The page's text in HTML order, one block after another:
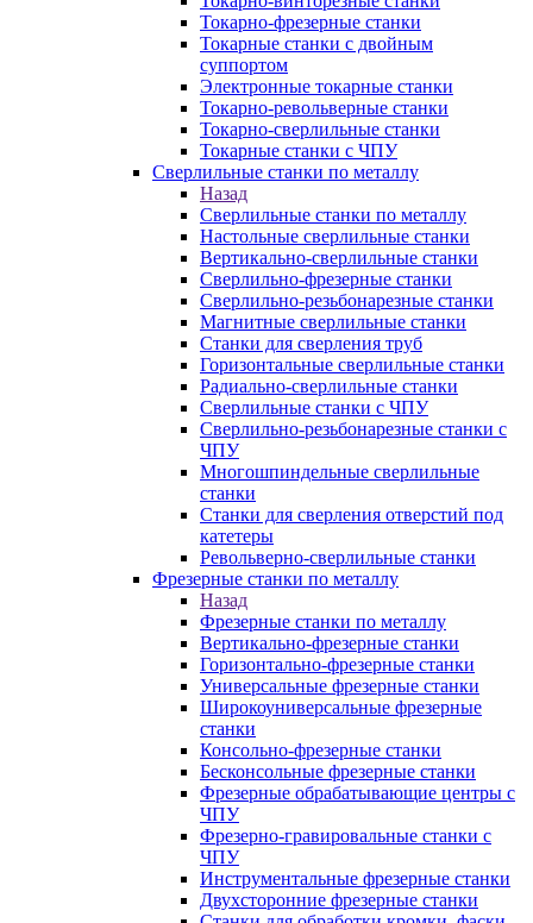
Токарно-фрезерные станки
Токарные станки с двойным
суппортом
Электронные токарные станки
Токарно-револьверные станки
Токарно-сверлильные станки
Токарные станки с ЧПУ
Сверлильные станки по металлу
Назад
Сверлильные станки по металлу
Настольные сверлильные станки
Вертикально-сверлильные станки
Сверлильно-фрезерные станки
Сверлильно-резьбонарезные станки
Магнитные сверлильные станки
Станки для сверления труб
Горизонтальные сверлильные станки
Радиально-сверлильные станки
Сверлильные станки с ЧПУ
Сверлильно-резьбонарезные станки с
ЧПУ
Многошпиндельные сверлильные
станки
Станки для сверления отверстий под
катетеры
Револьверно-сверлильные станки
Фрезерные станки по металлу
Назад
Фрезерные станки по металлу
Вертикально-фрезерные станки
Горизонтально-фрезерные станки
Универсальные фрезерные станки
Широкоуниверсальные фрезерные
станки
Консольно-фрезерные станки
Бесконсольные фрезерные станки
Фрезерные обрабатывающие центры с
ЧПУ
Фрезерно-гравировальные станки с
ЧПУ
Инструментальные фрезерные станки
Двухсторонние фрезерные станки